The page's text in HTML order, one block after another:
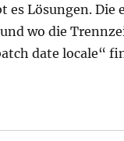
es Lösungen.
wo die
date locale“